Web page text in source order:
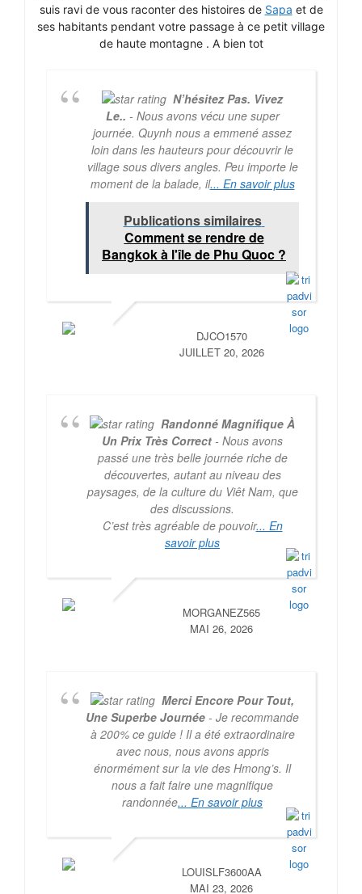
suis ravi de vous raconter des histoires de Sapa et de
ses habitants pendant votre passage à ce petit village
de haute montagne . A bien tot
N’hésitez Pas. Vivez
Le.. - Nous avons vécu une super
journée. Quynh nous a emmené assez
loin dans les hauteurs pour découvrir le
village sous divers angles. Peu importe le
moment de la balade, il... En savoir plus
Publications similaires
Comment se rendre de
Bangkok à l'île de Phu Quoc ?
DJCO1570
JUILLET 20, 2026
Randonné Magnifique À
Un Prix Très Correct - Nous avons
passé une très belle journée riche de
découvertes, autant au niveau des
paysages, de la culture du Viêt Nam, que
des discussions.
C’est très agréable de pouvoir... En
savoir plus
MORGANEZ565
MAI 26, 2026
Merci Encore Pour Tout,
Une Superbe Journée - Je recommande
à 200% ce guide ! Il a été extraordinaire
avec nous, nous avons appris
énormément sur la vie des Hmong’s. Il
nous a fait faire une magnifique
randonnée... En savoir plus
LOUISLF3600AA
MAI 23, 2026